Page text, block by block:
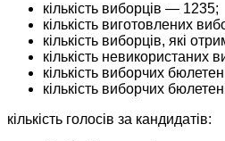
кількість виборців — 1235;
кількість виготовлених
кількість виборців, які
кількість невикористаних
кількість виборчих
кількість виборчих
кількість голосів за кандидатів: